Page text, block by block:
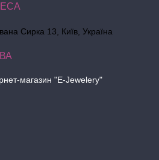
Сирка 13, Київ, Україна
магазин "E-Jewelery"